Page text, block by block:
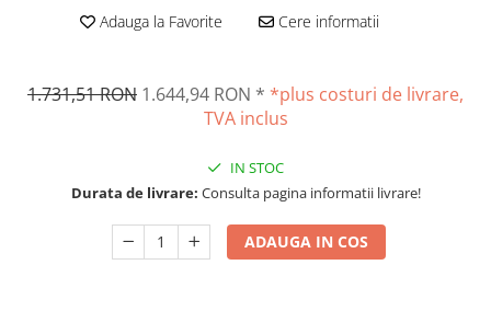
Adaptor camera microscop
Carcase si genti
Filtru Quartz wedge
Adauga la Favorite Cere informatii
1.731,51 RON 1.644,94 RON * *plus costuri de livrare,
TVA inclus
IN STOC
Durata de livrare: Consulta pagina informatii livrare!
ADAUGA IN COS